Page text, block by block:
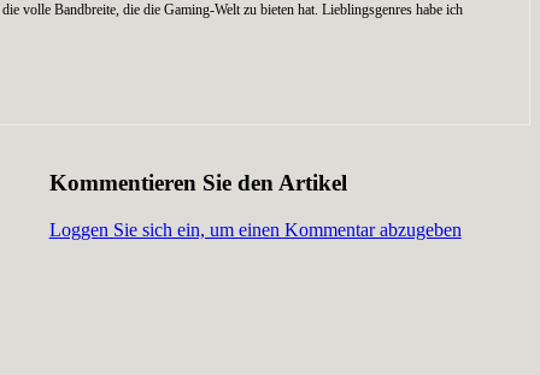
volle Bandbreite, die die Gaming-Welt zu bieten hat. Lieblingsgenres habe ich
Kommentieren Sie den Artikel
Loggen Sie sich ein, um einen Kommentar abzugeben